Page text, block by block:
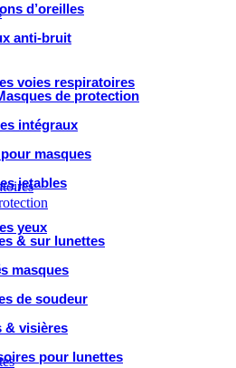
d’oreilles
anti-bruit
voies respiratoires
de protection
intégraux
masques
jetables
yeux
& sur lunettes
masques
de soudeur
& visières
pour lunettes